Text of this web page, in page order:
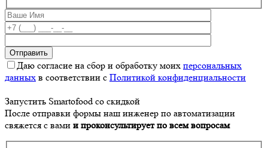
Даю согласие на сбор и обработку моих персональных
данных в соответствии с Политикой конфиденциальности
Запустить Smartofood со скидкой
После отправки формы наш инженер по автоматизации
свяжется с вами и проконсультирует по всем вопросам